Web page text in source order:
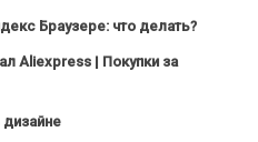
Браузере: что делать?
Aliexpress | Покупки за